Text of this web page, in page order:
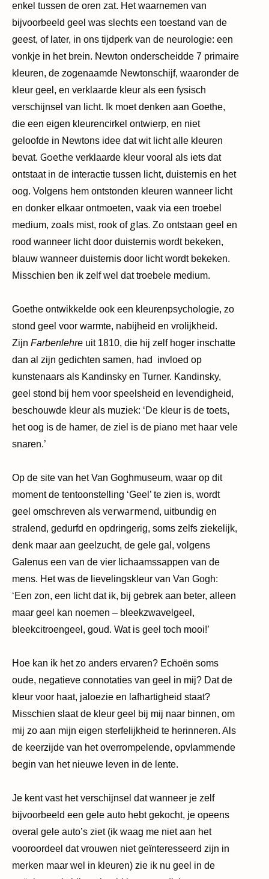
enkel tussen de oren zat. Het waar­nemen van
bijvoorbeeld geel was slechts een toestand van de
geest, of later, in ons tijdperk van de neurologie: een
vonkje in het brein. Newton onderscheidde 7 primaire
kleuren, de zogenaamde Newtonschijf, waaronder de
kleur geel, en verklaarde kleur als een fysisch
verschijnsel van licht. Ik moet denken aan Goethe,
die een eigen kleurencirkel ontwierp, en niet
geloofde in Newtons idee dat wit licht alle kleuren
bevat. Goethe verklaarde kleur vooral als iets dat
ontstaat in de interactie tussen licht, duisternis en het
oog. Volgens hem ontstonden kleuren wanneer licht
en donker elkaar ontmoeten, vaak via een troebel
medium, zoals mist, rook of glas. Zo ontstaan geel en
rood wanneer licht door duisternis wordt bekeken,
blauw wanneer duisternis door licht wordt bekeken.
Misschien ben ik zelf wel dat troebele medium.
Goethe ontwikkelde ook een kleurenpsychologie, zo
stond geel voor warmte, nabijheid en vrolijkheid.
Zijn Farbenlehre uit 1810, die hij zelf hoger inschatte
dan al zijn gedichten samen, had invloed op
kunstenaars als Kandinsky en Turner. Kandinsky,
geel stond bij hem voor speelsheid en levendigheid,
beschouwde kleur als muziek: ‘De kleur is de toets,
het oog is de hamer, de ziel is de piano met haar vele
snaren.’
Op de site van het Van Goghmuseum, waar op dit
moment de tentoonstelling ‘Geel’ te zien is, wordt
geel omschreven als verwarmend, uitbundig en
stralend, gedurfd en opdringerig, soms zelfs ziekelijk,
denk maar aan geelzucht, de gele gal, volgens
Galenus een van de vier lichaamssappen van de
mens. Het was de lievelingskleur van Van Gogh:
‘Een zon, een licht dat ik, bij gebrek aan beter, alleen
maar geel kan noemen – bleekzwavelgeel,
bleekcitroengeel, goud. Wat is geel toch mooi!’
Hoe kan ik het zo anders ervaren? Echoën soms
oude, negatieve connotaties van geel in mij? Dat de
kleur voor haat, jaloezie en lafhartigheid staat?
Misschien slaat de kleur geel bij mij naar binnen, om
mij zo aan mijn eigen sterfelijkheid te herinneren. Als
de keerzijde van het overrompelende, opvlammende
begin van het nieuwe leven in de lente.
Je kent vast het verschijnsel dat wanneer je zelf
bijvoorbeeld een gele auto hebt gekocht, je opeens
overal gele auto’s ziet (ik waag me niet aan het
vooroordeel dat vrouwen niet geïnteresseerd zijn in
merken maar wel in kleuren) zie ik nu geel in de